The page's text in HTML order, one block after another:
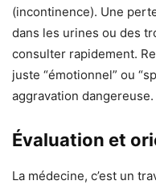
(incontinence). Une
dans les urines ou des
consulter rapidement.
juste “émotionnel” ou
aggravation dangereuse.
Évaluation et
La médecine, c’est un